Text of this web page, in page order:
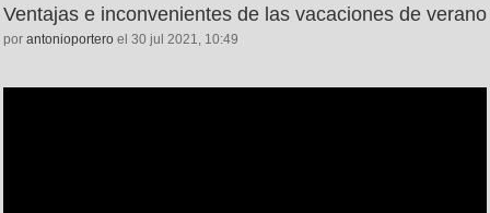
Ventajas e inconvenientes de las vacaciones de verano
por antonioportero el 30 jul 2021, 10:49